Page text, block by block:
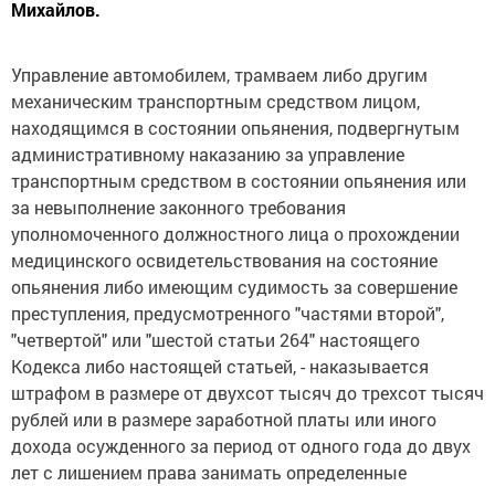
Михайлов.
Управление автомобилем, трамваем либо другим
механическим транспортным средством лицом,
находящимся в состоянии опьянения, подвергнутым
административному наказанию за управление
транспортным средством в состоянии опьянения или
за невыполнение законного требования
уполномоченного должностного лица о прохождении
медицинского освидетельствования на состояние
опьянения либо имеющим судимость за совершение
преступления, предусмотренного "частями второй",
"четвертой" или "шестой статьи 264" настоящего
Кодекса либо настоящей статьей, - наказывается
штрафом в размере от двухсот тысяч до трехсот тысяч
рублей или в размере заработной платы или иного
дохода осужденного за период от одного года до двух
лет с лишением права занимать определенные